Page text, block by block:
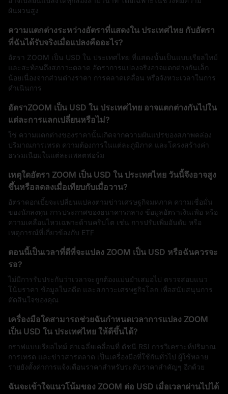
ผันผวนสูง
ความแตกต่างระหว่างอัตราที่แสดงใน ประเทศไทย กับอัตรา
ที่ฉันได้รับจริงเมื่อแปลงคืออะไร?
อัตรา ZOOM เป็น USD ใน ประเทศไทย ที่แสดงนั้นเป็นแบบเรียลไทม์
และสะท้อนถึงสภาวะตลาด อัตราการแปลงจริงอาจแตกต่างกันเล็ก
น้อยเนื่องจากส่วนต่างราคา การคลาดเคลื่อน หรือจังหวะเวลาในการ
ดำเนินการ
อัตราZOOM เป็น USD ใน ประเทศไทย อาจแตกต่างกันไปใน
แต่ละการแลกเปลี่ยนหรือไม่?
ใช่ ความแตกต่างของราคานั้นเกิดจากความผันแปรของสภาพคล่อง
ปริมาณการเทรด ความต้องการในแต่ละภูมิภาค และโครงสร้างค่า
ธรรมเนียมในแต่ละแพลตฟอร์ม
เหตุใดอัตรา ZOOM เป็น USD ใน ประเทศไทย วันนี้จึงอาจสูง
ขึ้นหรือลดลงเมื่อเทียบกับเมื่อวาน?
อัตราดอกเบี้ยจะเปลี่ยนแปลงตามข่าวเศรษฐกิจมหภาค ความเชื่อมั่น
ของนักลงทุน การประกาศของธนาคารกลาง ข้อมูลอัตราเงินเฟ้อ หรือ
ความเคลื่อนไหวเฉพาะด้านคริปโต เช่น การปรับเพิ่มอันดับ หรือ
เหตุการณ์ที่เกี่ยวข้องกับ ETF
ตอนนี้เป็นเวลาที่ดีที่จะแปลง ZOOM เป็น USD หรือฉันควรจะ
รอ?
ไม่มีการรับประกันว่าเวลาจะถูกต้องแม่นยำเสมอไป ตรวจสอบแนว
โน้มราคา ข้อมูลในอดีต และสภาวะเศรษฐกิจโลก เพื่อสนับสนุนการ
ตัดสินใจของคุณ
เครื่องมือใดสามารถช่วยฉันกำหนดเวลาการแปลง ZOOM
เป็น USD ใน ประเทศไทย ให้ดีขึ้นได้?
กราฟแบบเรียลไทม์ ค่าเฉลี่ยเคลื่อนที่ ดัชนี RSI การวิเคราะห์ปริมาณ
การเทรด และข่าวสารตลาด เป็นเครื่องมือที่ใช้กันทั่วไป ผู้ใช้หลาย
รายยังตั้งค่าการแจ้งเตือนราคาสำหรับระดับราคาสำคัญๆ อีกด้วย
ฉันจะเข้าใจแนวโน้มของ ZOOM ต่อ USD เมื่อเวลาผ่านไปได้